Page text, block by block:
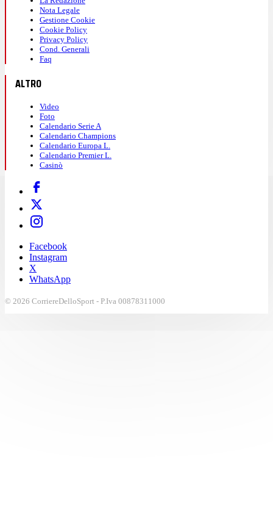
Nota Legale
Gestione Cookie
Cookie Policy
Privacy Policy
Cond. Generali
Faq
ALTRO
Video
Foto
Calendario Serie A
Calendario Champions
Calendario Europa L.
Calendario Premier L.
Casinò
Facebook
Instagram
X
WhatsApp
© 2026 CorriereDelloSport - P.Iva 00878311000